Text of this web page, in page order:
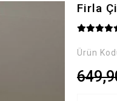
Firla
Ürün